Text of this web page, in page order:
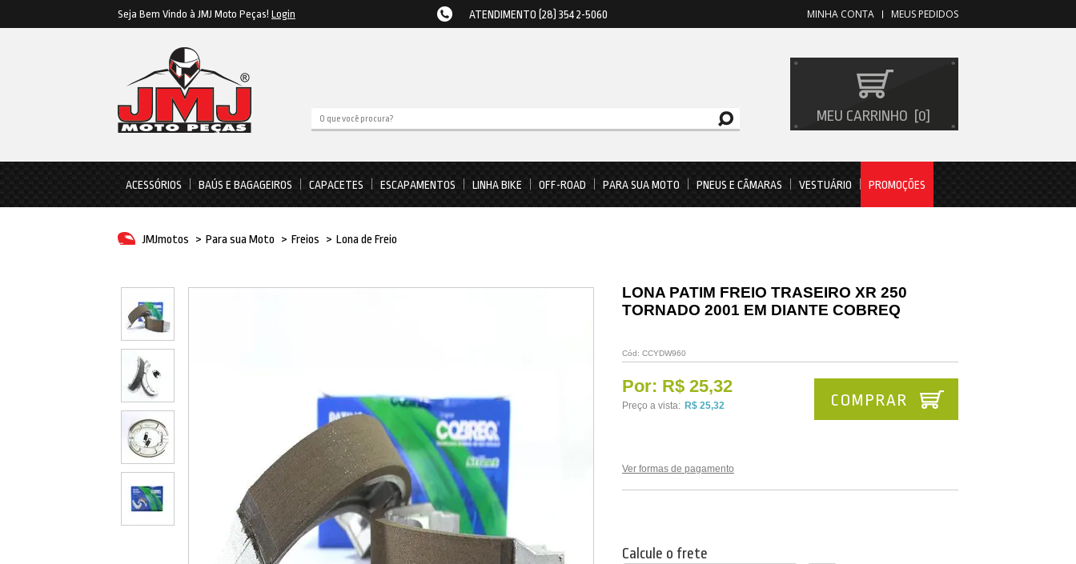
Seja Bem Vindo à JMJ Moto Peças! Login ATENDIMENTO (28) 3542-5060 MEUS PEDIDOS
MINHA CONTA
MEU CARRINHO 0
ACESSÓRIOS BAÚS E BAGAGEIROS CAPACETES ESCAPAMENTOS LINHA BIKE OFF-ROAD PARA SUA MOTO PNEUS E CÂMARAS VESTUÁRIO PROMOÇÕES
JMJmotos > Para sua Moto > Freios > Lona de Freio
LONA PATIM FREIO TRASEIRO XR 250
TORNADO 2001 EM DIANTE COBREQ
Cód: CCYDW960
Por: R$ 25,32
Preço a vista: R$ 25,32
Ver formas de pagamento
COMPRAR
Calcule o frete